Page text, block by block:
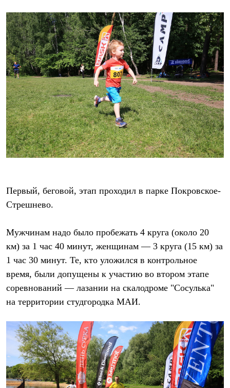
Жилеты
Термобелье
Теплое термобелье
Среднее термобелье
Легкое термобелье
Лёгкая одежда
Футболки
Рубашки
Толстовки
Брюки
Шорты
Женская одежда
Утепленная пухом
Куртки
Брюки
Брюки
Штормовая одежда
Куртки
Куртки
Брюки
Лёгкая одежда
Рубашки
Толстовки
Брюки
Теплое термобелье
Легкое термобелье
Флисовая одежда
Куртки
Брюки
Детская одежда
Утепленная пухом
Комбинезоны
Первый, беговой, этап проходил в парке Покровское-
Стрешнево.
Мужчинам надо было пробежать 4 круга (около 20
км) за 1 час 40 минут, женщинам — 3 круга (15 км) за
1 час 30 минут. Те, кто уложился в контрольное
время, были допущены к участию во втором этапе
соревнований — лазании на скалодроме "Сосулька"
на территории студгородка МАИ.